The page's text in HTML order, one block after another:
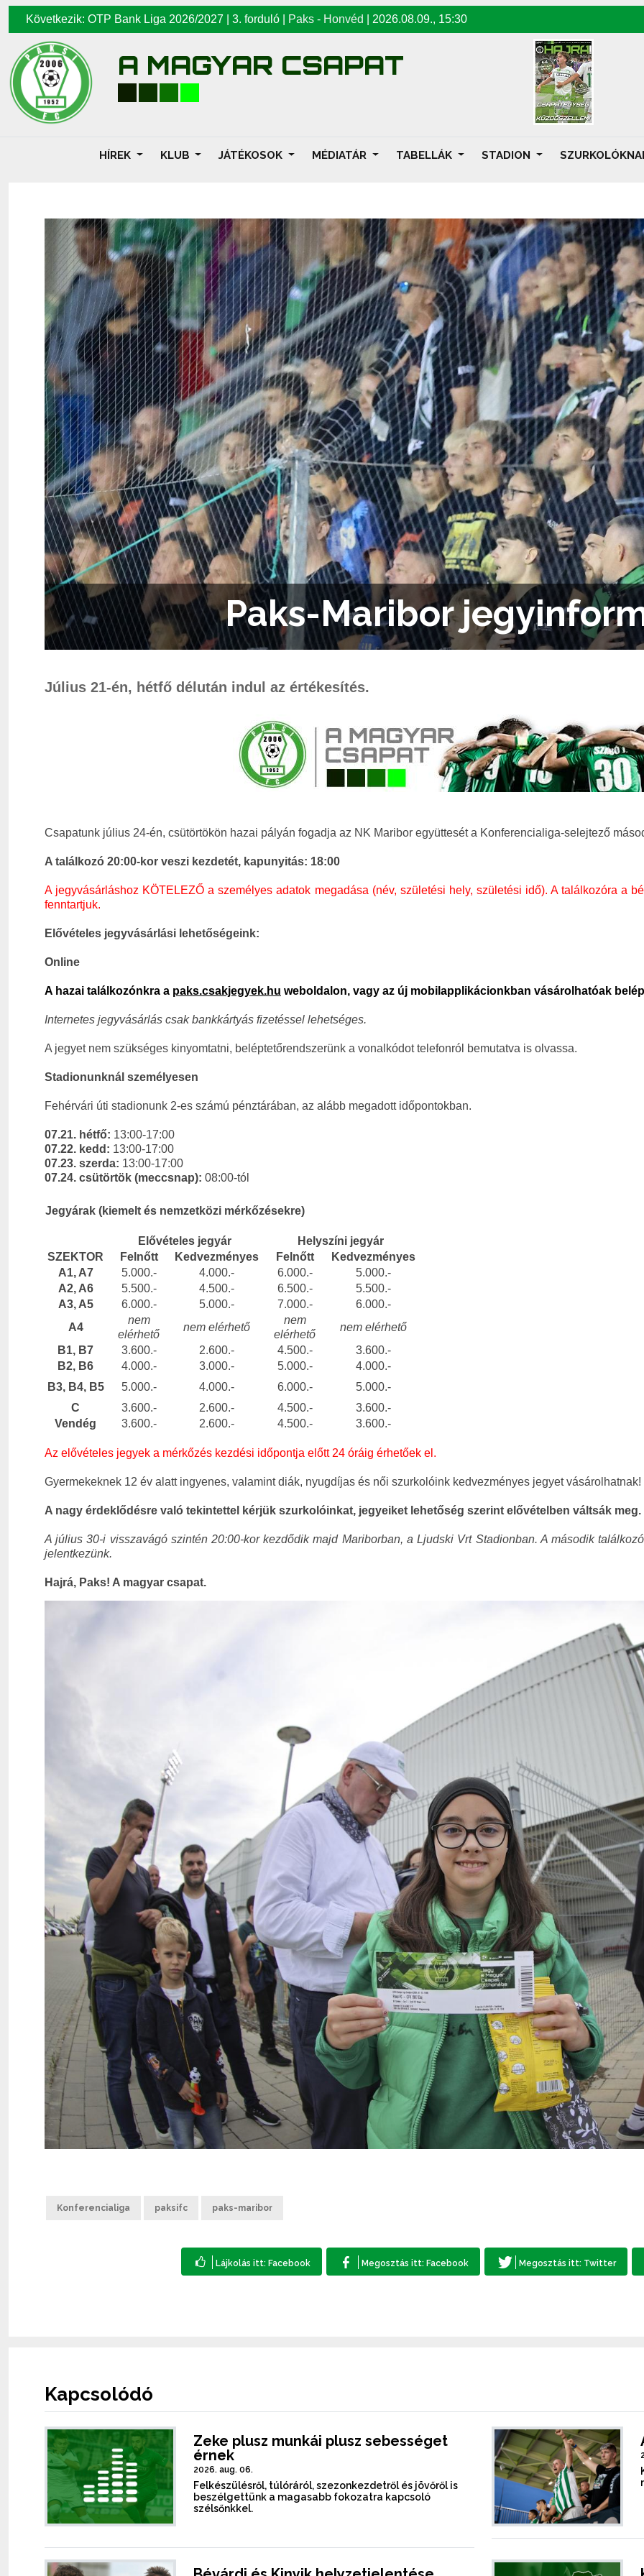
Következik: OTP Bank Liga 2026/2027 | 3. forduló | Paks - Honvéd 2026.08.09., 15:30
A MAGYAR CSAPAT
HÍREK KLUB JÁTÉKOSOK MÉDIATÁR TABELLÁK STADION
Paks-Maribor
Július 21-én, hétfő délután indul az értékesítés.
Csapatunk július 24-én, csütörtökön hazai pályán fogadja az NK Maribor együttesét a Konferencialiga-selejtező
A találkozó 20:00-kor veszi kezdetét, kapunyitás: 18:00
A jegyvásárláshoz KÖTELEZŐ a személyes adatok megadása (név, születési hely, születési idő). A találkozóra a
fenntartjuk.
Elővételes jegyvásárlási lehetőségeink:
Online
A hazai találkozónkra a paks.csakjegyek.hu weboldalon, vagy az új mobilapplikácionkban vásárolhatóak
Internetes jegyvásárlás csak bankkártyás fizetéssel lehetséges.
A jegyet nem szükséges kinyomtatni, beléptetőrendszerünk a vonalkódot telefonról bemutatva is olvassa.
Stadionunknál személyesen
Fehérvári úti stadionunk 2-es számú pénztárában, az alább megadott időpontokban.
07.21. hétfő: 13:00-17:00
07.22. kedd: 13:00-17:00
07.23. szerda: 13:00-17:00
07.24. csütörtök (meccsnap): 08:00-tól
Jegyárak (kiemelt és nemzetközi mérkőzésekre)
Elővételes jegyár
Helyszíni jegyár
SZEKTOR
Felnőtt Kedvezményes Felnőtt
Kedvezményes
A1, A7
5.000.- 4.000.- 6.000.-
5.000.-
A2, A6
5.500.- 4.500.- 6.500.-
5.500.-
A3, A5
6.000.- 5.000.- 7.000.-
6.000.-
A4
nem
elérhető
nem elérhető
nem
elérhető
nem elérhető
B1, B7
3.600.- 2.600.- 4.500.-
3.600.-
B2, B6
4.000.- 3.000.- 5.000.-
4.000.-
B3, B4, B5
5.000.- 4.000.- 6.000.-
5.000.-
C
3.600.- 2.600.- 4.500.-
3.600.-
Vendég
3.600.- 2.600.- 4.500.- 3.600.-
Az elővételes jegyek a mérkőzés kezdési időpontja előtt 24 óráig érhetőek el.
Gyermekeknek 12 év alatt ingyenes, valamint diák, nyugdíjas és női szurkolóink kedvezményes jegyet vásárolhatnak!
A nagy érdeklődésre való tekintettel kérjük szurkolóinkat, jegyeiket lehetőség szerint elővételben váltsák meg.
A július 30-i visszavágó szintén 20:00-kor kezdődik majd Mariborban, a Ljudski Vrt Stadionban. A második
jelentkezünk.
Hajrá, Paks! A magyar csapat.
Konferencialiga paksifc paks-maribor
Kapcsolódó
Zeke plusz munkái plusz sebességet
érnek
2026. aug. 06.
Felkészülésről, túlóráról, szezonkezdetről és jövőről is
beszélgettünk a magasabb fokozatra kapcsoló
szélsőnkkel.